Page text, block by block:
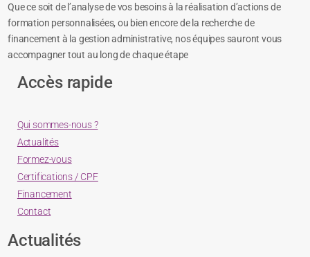
Que ce soit de l’analyse de vos besoins à la réalisation d’actions de
formation personnalisées, ou bien encore de la recherche de
financement à la gestion administrative, nos équipes sauront vous
accompagner tout au long de chaque étape
Accès rapide
Qui sommes-nous ?
Actualités
Formez-vous
Certifications / CPF
Financement
Contact
Actualités